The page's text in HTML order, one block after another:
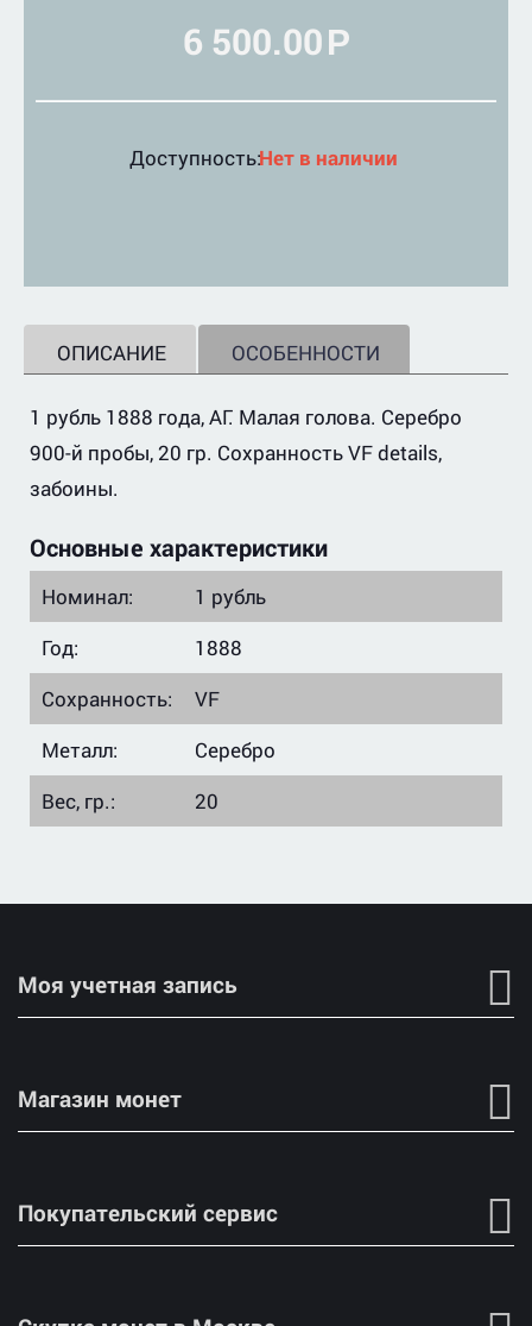
6 500.00Р
Доступность:Нет в наличии
ОПИСАНИЕ ОСОБЕННОСТИ
1 рубль 1888 года, АГ. Малая голова. Серебро
900-й пробы, 20 гр. Сохранность VF details,
забоины.
Основные характеристики
Номинал:
1 рубль
Год:
1888
Сохранность:
VF
Металл:
Серебро
Вес, гр.:
20
Моя учетная запись
Магазин монет
Покупательский сервис